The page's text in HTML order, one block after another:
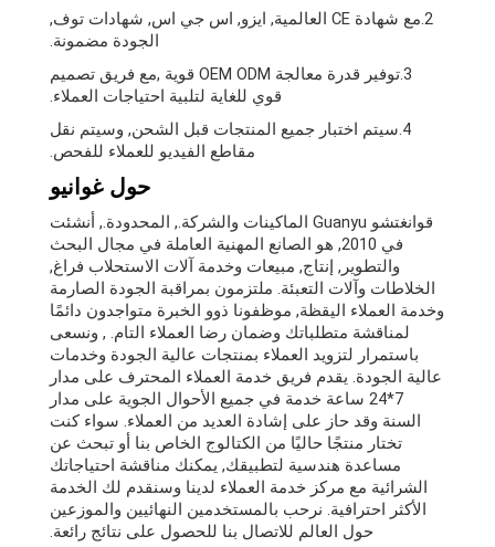
2.مع شهادة CE العالمية, ايزو, اس جي اس, شهادات توف,
الجودة مضمونة.
3.توفير قدرة معالجة OEM ODM قوية ,مع فريق تصميم
قوي للغاية لتلبية احتياجات العملاء.
4.سيتم اختبار جميع المنتجات قبل الشحن, وسيتم نقل
مقاطع الفيديو للعملاء للفحص.
حول غوانيو
قوانغتشو Guanyu الماكينات والشركة., المحدودة., أنشئت
في 2010, هو الصانع المهنية العاملة في مجال البحث
والتطوير, إنتاج, مبيعات وخدمة آلات الاستحلاب فراغ,
الخلاطات وآلات التعبئة. ملتزمون بمراقبة الجودة الصارمة
وخدمة العملاء اليقظة, موظفونا ذوو الخبرة متواجدون دائمًا
لمناقشة متطلباتك وضمان رضا العملاء التام. , ونسعى
باستمرار لتزويد العملاء بمنتجات عالية الجودة وخدمات
عالية الجودة. يقدم فريق خدمة العملاء المحترف على مدار
7*24 ساعة خدمة في جميع الأحوال الجوية على مدار
السنة وقد حاز على إشادة العديد من العملاء. سواء كنت
تختار منتجًا حاليًا من الكتالوج الخاص بنا أو تبحث عن
مساعدة هندسية لتطبيقك, يمكنك مناقشة احتياجاتك
الشرائية مع مركز خدمة العملاء لدينا وسنقدم لك الخدمة
الأكثر احترافية. نرحب بالمستخدمين النهائيين والموزعين
حول العالم للاتصال بنا للحصول على نتائج رائعة.